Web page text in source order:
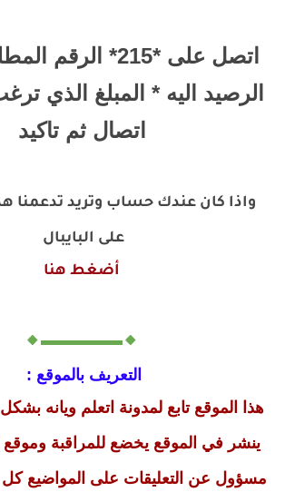
اتصل على *215*
الرصيد اليه * المبلغ الذي
اتصال ثم تاكيد
واذا كان عندك حساب وتريد تدعمنا
على البايبال
أضغط هنا
🔸▬▬▬▬▬🔸
التعريف بالموقع :
هذا الموقع تابع لمدونة اتعلم ويانه
ينشر في الموقع يخضع للمراقبة وموقع
مسؤول عن التعليقات على